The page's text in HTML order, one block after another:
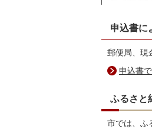
申込書に
郵便局、現
申込書
ふるさと
市では、ふ